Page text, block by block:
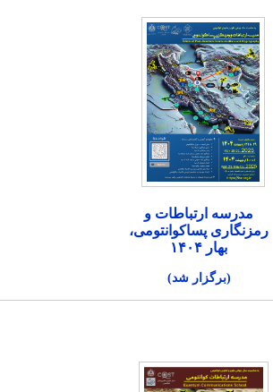
مدرسه ارتباطات و
رمزنگاری پساکوانتومی،
بهار ۱۴۰۴
(برگزار شد)